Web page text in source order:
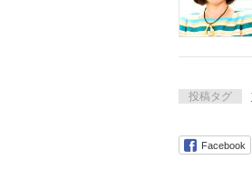
投稿タグ
Facebook